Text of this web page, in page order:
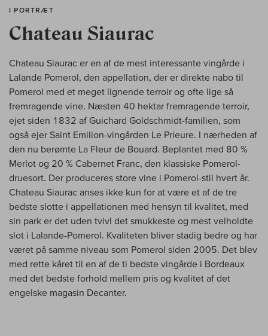
I PORTRÆT
Chateau Siaurac
Chateau Siaurac er en af de mest interessante vingårde i
Lalande Pomerol, den appellation, der er direkte nabo til
Pomerol med et meget lignende terroir og ofte lige så
fremragende vine. Næsten 40 hektar fremragende terroir,
ejet siden 1832 af Guichard Goldschmidt-familien, som
også ejer Saint Emilion-vingården Le Prieure. I nærheden af
den nu berømte La Fleur de Bouard. Beplantet med 80 %
Merlot og 20 % Cabernet Franc, den klassiske Pomerol-
druesort. Der produceres store vine i Pomerol-stil hvert år.
Chateau Siaurac anses ikke kun for at være et af de tre
bedste slotte i appellationen med hensyn til kvalitet, med
sin park er det uden tvivl det smukkeste og mest velholdte
slot i Lalande-Pomerol. Kvaliteten bliver stadig bedre og har
været på samme niveau som Pomerol siden 2005. Det blev
med rette kåret til en af de ti bedste vingårde i Bordeaux
med det bedste forhold mellem pris og kvalitet af det
engelske magasin Decanter.